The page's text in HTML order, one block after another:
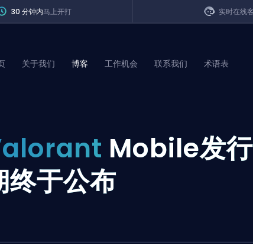
30 分钟内马上开打 实时在线
关于我们 博客 工作机会 联系我们 术语表
Mobile发
终于公布